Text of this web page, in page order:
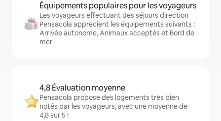
Équipements populaires pour les voyageurs
Les voyageurs effectuant des séjours direction
Pensacola apprécient les équipements suivants :
Arrivée autonome, Animaux acceptés et Bord de
mer
4,8 Évaluation moyenne
Pensacola propose des logements très bien
notés par les voyageurs, avec une moyenne de
4,8 sur 5 !